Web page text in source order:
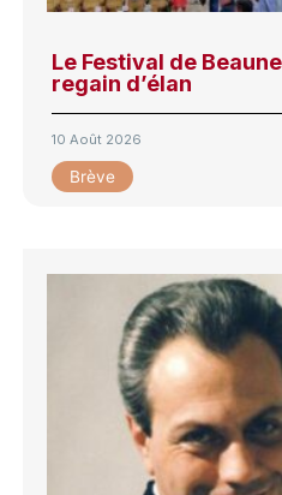
Le Festival de
regain d’élan
10 Août 2026
Brève